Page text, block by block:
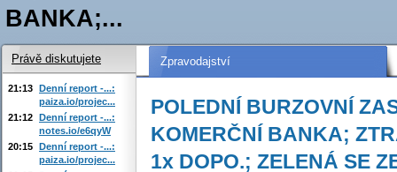
BANKA;...
Zpravodajství
POLEDNÍ BURZOVNÍ
KOMERČNÍ BANKA;
1x DOPO.; ZELENÁ SE
Právě diskutujete
21:13 Denní report -...:
paiza.io/projec...
21:12 Denní report -...:
notes.io/e6qyW
20:15 Denní report -...:
paiza.io/projec...